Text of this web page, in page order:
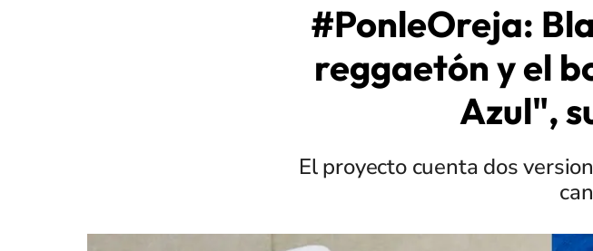
#PonleOreja:
reggaetón y el
Azul",
El proyecto cuenta dos